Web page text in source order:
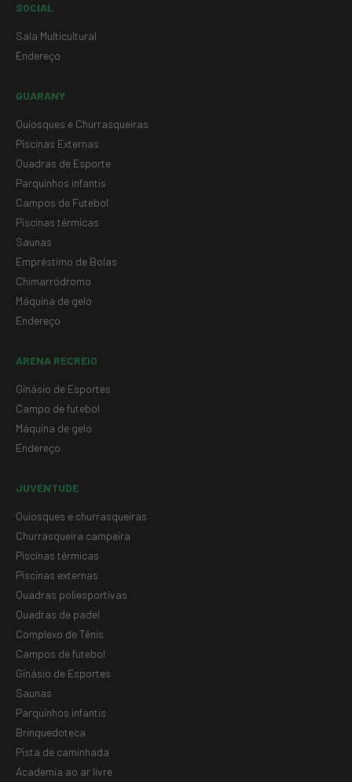
SOCIAL
Sala Multicultural
Endereço
GUARANY
Quiosques e Churrasqueiras
Piscinas Externas
Quadras de Esporte
Parquinhos infantis
Campos de Futebol
Piscinas térmicas
Saunas
Empréstimo de Bolas
Chimarródromo
Máquina de gelo
Endereço
ARENA RECREIO
Ginásio de Esportes
Campo de futebol
Máquina de gelo
Endereço
JUVENTUDE
Quiosques e churrasqueiras
Churrasqueira campeira
Piscinas térmicas
Piscinas externas
Quadras poliesportivas
Quadras de padel
Complexo de Tênis
Campos de futebol
Ginásio de Esportes
Saunas
Parquinhos infantis
Brinquedoteca
Pista de caminhada
Academia ao ar livre